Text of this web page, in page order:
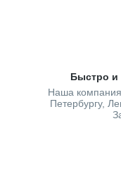
Быстро и
Наша компания
Петербургу,